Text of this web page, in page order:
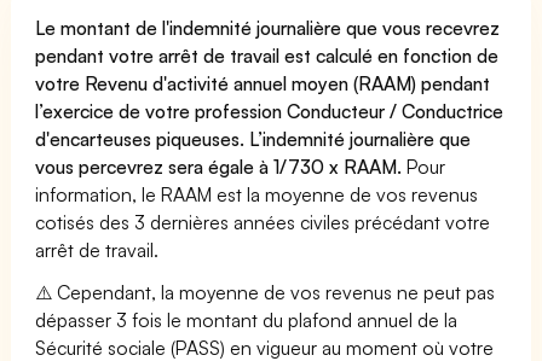
Le montant de l'indemnité journalière que vous recevrez
pendant votre arrêt de travail est calculé en fonction de
votre Revenu d'activité annuel moyen (RAAM) pendant
l’exercice de votre profession Conducteur / Conductrice
d'encarteuses piqueuses. L’indemnité journalière que
vous percevrez sera égale à 1/730 x RAAM. Pour
information, le RAAM est la moyenne de vos revenus
cotisés des 3 dernières années civiles précédant votre
arrêt de travail.
⚠️ Cependant, la moyenne de vos revenus ne peut pas
dépasser 3 fois le montant du plafond annuel de la
Sécurité sociale (PASS) en vigueur au moment où votre